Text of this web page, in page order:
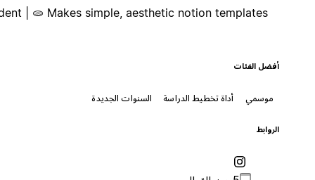
Student | 🫓 Makes simple, aesthetic notion templates
أفضل الفئات
أداة تخطيط الدراسة السنوات الجديدة